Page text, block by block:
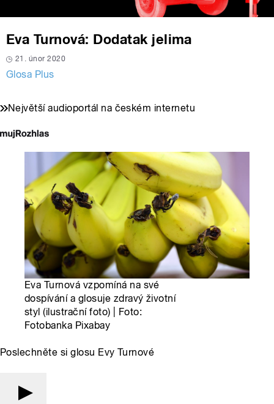
Eva Turnová: Dodatak jelima
21. únor 2020
Glosa Plus
Největší audioportál na českém internetu
Eva Turnová vzpomíná na své
dospívání a glosuje zdravý životní
styl (ilustrační foto) | Foto:
Fotobanka Pixabay
Poslechněte si glosu Evy Turnové